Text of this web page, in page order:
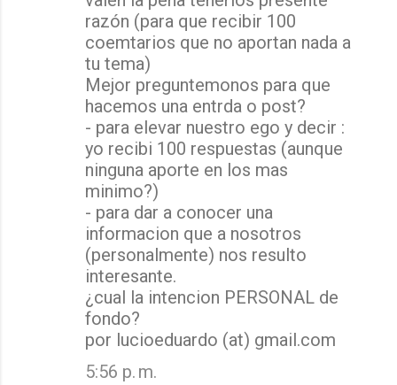
razón (para que recibir 100
coemtarios que no aportan nada a
tu tema)
Mejor preguntemonos para que
hacemos una entrda o post?
- para elevar nuestro ego y decir :
yo recibi 100 respuestas (aunque
ninguna aporte en los mas
minimo?)
- para dar a conocer una
informacion que a nosotros
(personalmente) nos resulto
interesante.
¿cual la intencion PERSONAL de
fondo?
por lucioeduardo (at) gmail.com
5:56 p. m.